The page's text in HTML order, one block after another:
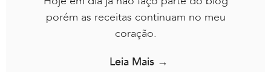
porém as receitas continuam no meu
coração.
Leia Mais →